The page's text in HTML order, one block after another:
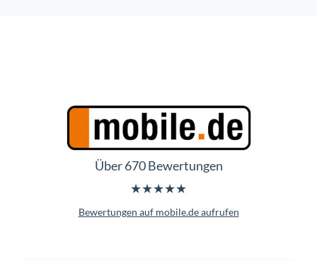
Über 670 Bewertungen
★★★★★
Bewertungen auf mobile.de aufrufen